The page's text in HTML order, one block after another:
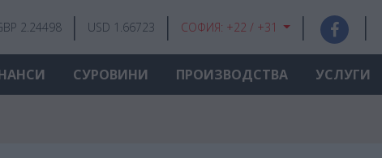
2.24498 USD 1.66723 СОФИЯ: +22 / +31
СУРОВИНИ ПРОИЗВОДСТВА УСЛУГИ